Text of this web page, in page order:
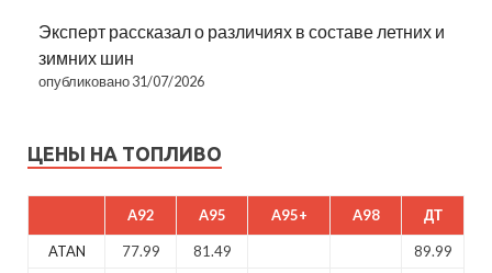
Эксперт рассказал о различиях в составе летних и
зимних шин
опубликовано 31/07/2026
ЦЕНЫ НА ТОПЛИВО
A92 A95 A95+ A98 ДТ
ATAN 77.99 81.49
89.99